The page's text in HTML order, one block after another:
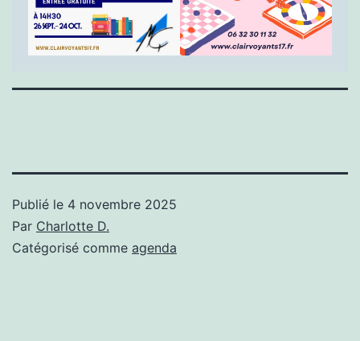
Publié le 4 novembre 2025
Par Charlotte D.
Catégorisé comme agenda